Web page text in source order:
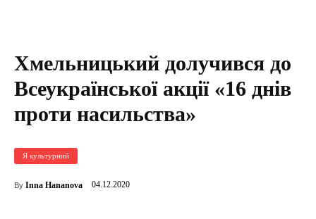
Хмельницький долучився до
Всеукраїнської акції «16 днів
проти насильства»
Я культурний
By Inna Hananova 04.12.2020